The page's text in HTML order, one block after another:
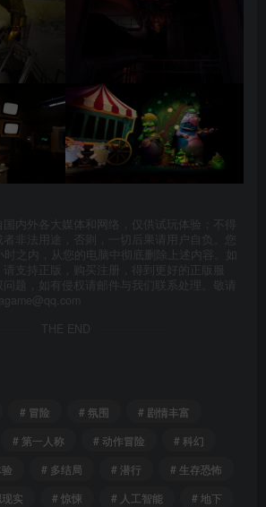
内外各大媒体和网络，仅供试玩体验；不得
非法用途，否则，一切后果请用户自负。您
之内，从您的电脑中彻底删除上述内容。如
请支持正版，购买注册，得到更好的正版服
问题，如有侵权请邮件与我们联系处理。敬请
THE END
# 冒险 # 氛围
# 剧情丰富
# 第一人称 # 动作冒险
# 科幻
# 多结局 # 潜行
# 生存恐怖
实 # 惊悚 # 人工智能 # 地下